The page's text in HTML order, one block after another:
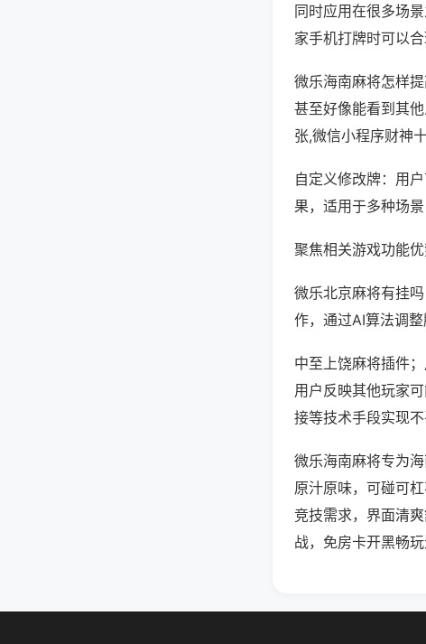
同时应用在很多场
家手机打牌时可以
微乐海南麻将怎样
甚至好像能看到其
张,微信小程序财神
自定义修改牌：用
果，适用于多种场
聚焦相关游戏功能优
微乐北京麻将有挂
作，通过AI算法调整
中至上饶麻将插件
用户反映其他玩家
接等技术手段实现不
微乐海南麻将专为
原汁原味，可碰可
竞技需求，界面清
战，免房卡开黑畅玩